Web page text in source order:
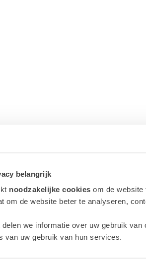
belangrijk
noodzakelijke cookies om de
om de website beter te analyseren,
we informatie over uw gebruik
van uw gebruik van hun services.